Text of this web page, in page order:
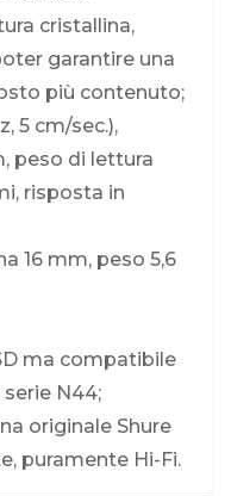
cristallina,
garantire una
più contenuto;
5 cm/sec.),
peso di lettura
risposta in
16 mm, peso 5,6
ma compatibile
N44;
originale Shure
puramente Hi-Fi.